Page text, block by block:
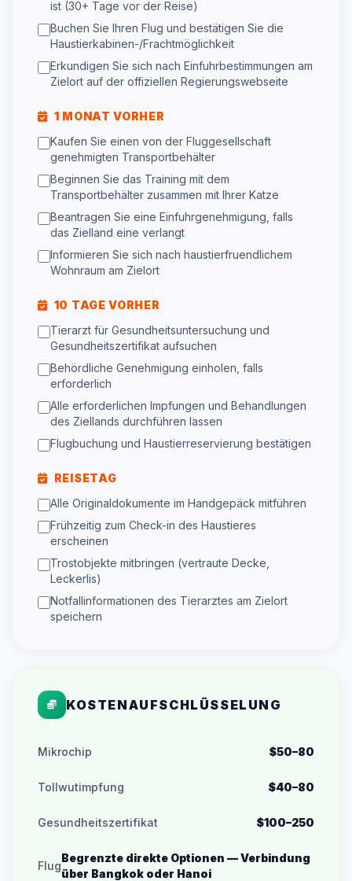
ist (30+ Tage vor der Reise)
Buchen Sie Ihren Flug und bestätigen Sie die
Haustierkabinen-/Frachtmöglichkeit
Erkundigen Sie sich nach Einfuhrbestimmungen am
Zielort auf der offiziellen Regierungswebseite
1 MONAT VORHER
Kaufen Sie einen von der Fluggesellschaft
genehmigten Transportbehälter
Beginnen Sie das Training mit dem
Transportbehälter zusammen mit Ihrer Katze
Beantragen Sie eine Einfuhrgenehmigung, falls
das Zielland eine verlangt
Informieren Sie sich nach haustierfruendlichem
Wohnraum am Zielort
10 TAGE VORHER
Tierarzt für Gesundheitsuntersuchung und
Gesundheitszertifikat aufsuchen
Behördliche Genehmigung einholen, falls
erforderlich
Alle erforderlichen Impfungen und Behandlungen
des Ziellands durchführen lassen
Flugbuchung und Haustierreservierung bestätigen
REISETAG
Alle Originaldokumente im Handgepäck mitführen
Frühzeitig zum Check-in des Haustieres
erscheinen
Trostobjekte mitbringen (vertraute Decke,
Leckerlis)
Notfallinformationen des Tierarztes am Zielort
speichern
KOSTENAUFSCHLÜSSELUNG
Mikrochip $50–80
Tollwutimpfung $40–80
Gesundheitszertifikat $100–250
Flug
Begrenzte direkte Optionen — Verbindung
über Bangkok oder Hanoi